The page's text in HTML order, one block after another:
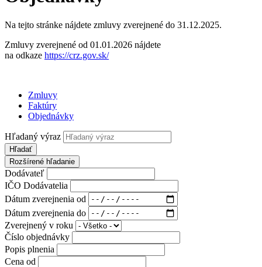
Na tejto stránke nájdete zmluvy zverejnené do 31.12.2025.
Zmluvy zverejnené od 01.01.2026 nájdete
na odkaze https://crz.gov.sk/
Zmluvy
Faktúry
Objednávky
Hľadaný výraz
Hľadať
Rozšírené hľadanie
Dodávateľ
IČO Dodávatelia
Dátum zverejnenia od
Dátum zverejnenia do
Zverejnený v roku
Číslo objednávky
Popis plnenia
Cena od